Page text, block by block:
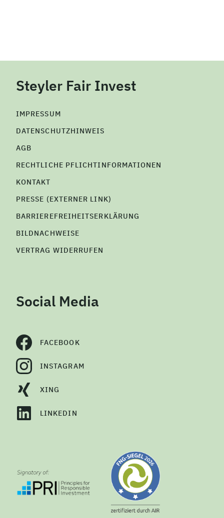
Steyler Fair Invest
IMPRESSUM
DATENSCHUTZHINWEIS
AGB
RECHTLICHE PFLICHTINFORMATIONEN
KONTAKT
PRESSE (EXTERNER LINK)
BARRIEREFREIHEITSERKLÄRUNG
BILDNACHWEISE
VERTRAG WIDERRUFEN
Social Media
FACEBOOK
INSTAGRAM
XING
LINKEDIN